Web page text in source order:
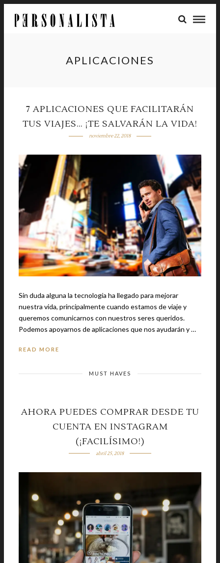
APLICACIONES
7 APLICACIONES QUE FACILITARÁN
TUS VIAJES… ¡TE SALVARÁN LA VIDA!
noviembre 22, 2018
Sin duda alguna la tecnología ha llegado para mejorar
nuestra vida, principalmente cuando estamos de viaje y
queremos comunicarnos con nuestros seres queridos.
Podemos apoyarnos de aplicaciones que nos ayudarán y …
READ MORE
MUST HAVES
AHORA PUEDES COMPRAR DESDE TU
CUENTA EN INSTAGRAM
(¡FACILÍSIMO!)
abril 25, 2018